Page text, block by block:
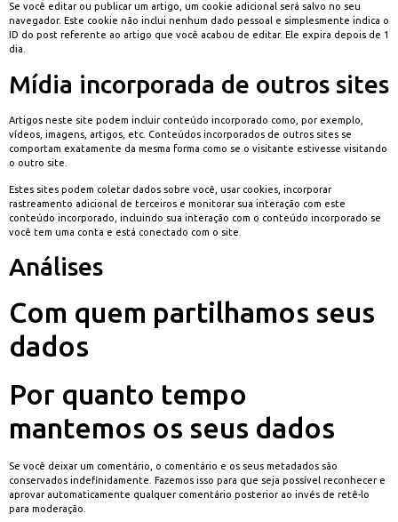
Se você editar ou publicar um artigo, um cookie adicional será salvo no seu
navegador. Este cookie não inclui nenhum dado pessoal e simplesmente indica o
ID do post referente ao artigo que você acabou de editar. Ele expira depois de 1
dia.
Mídia incorporada de outros sites
Artigos neste site podem incluir conteúdo incorporado como, por exemplo,
vídeos, imagens, artigos, etc. Conteúdos incorporados de outros sites se
comportam exatamente da mesma forma como se o visitante estivesse visitando
o outro site.
Estes sites podem coletar dados sobre você, usar cookies, incorporar
rastreamento adicional de terceiros e monitorar sua interação com este
conteúdo incorporado, incluindo sua interação com o conteúdo incorporado se
você tem uma conta e está conectado com o site.
Análises
Com quem partilhamos seus
dados
Por quanto tempo
mantemos os seus dados
Se você deixar um comentário, o comentário e os seus metadados são
conservados indefinidamente. Fazemos isso para que seja possível reconhecer e
aprovar automaticamente qualquer comentário posterior ao invés de retê-lo
para moderação.